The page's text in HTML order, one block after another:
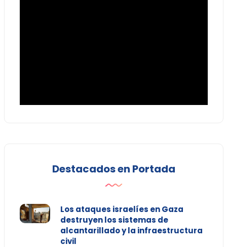
Destacados en Portada
Los ataques israelíes en Gaza
destruyen los sistemas de
alcantarillado y la infraestructura
civil